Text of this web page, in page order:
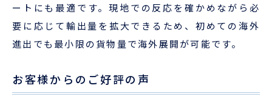
ートにも最適です。現地での反応を確かめながら必
要に応じて輸出量を拡大できるため、初めての海外
進出でも最小限の貨物量で海外展開が可能です。
お客様からのご好評の声